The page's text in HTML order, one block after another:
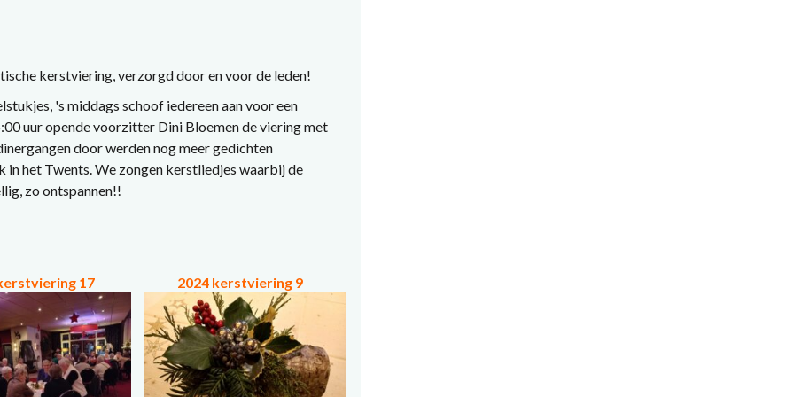
kerstviering, verzorgd door en voor de leden!
's middags schoof iedereen aan voor een
uur opende voorzitter Dini Bloemen de viering met
door werden nog meer gedichten
het Twents. We zongen kerstliedjes waarbij de
zo ontspannen!!
17 2024 kerstviering 9